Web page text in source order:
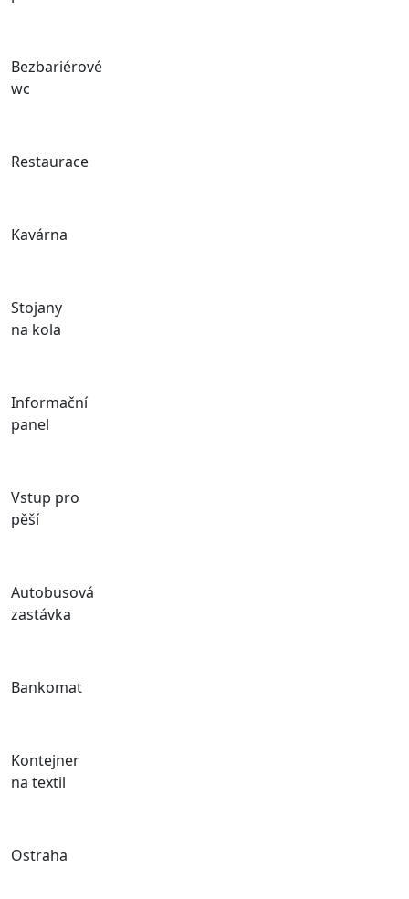
Bezbariérové
wc
Restaurace
Kavárna
Stojany
na kola
Informační
panel
Vstup pro
pěší
Autobusová
zastávka
Bankomat
Kontejner
na textil
Ostraha